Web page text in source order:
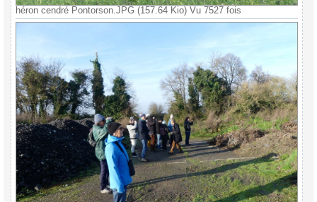
héron cendré Pontorson.JPG (157.64 Kio) Vu 7527 fois